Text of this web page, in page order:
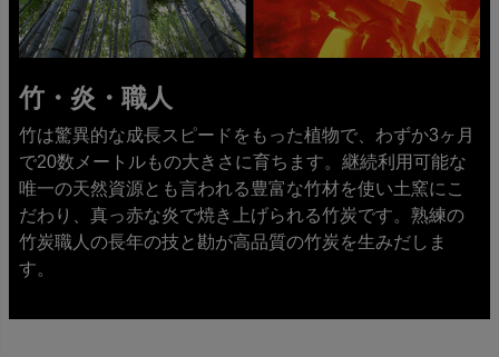
竹・炎・職人
竹は驚異的な成長スピードをもった植物で、わずか3ヶ月
で20数メートルもの大きさに育ちます。継続利用可能な
唯一の天然資源とも言われる豊富な竹材を使い土窯にこ
だわり、真っ赤な炎で焼き上げられる竹炭です。熟練の
竹炭職人の長年の技と勘が高品質の竹炭を生みだしま
す。